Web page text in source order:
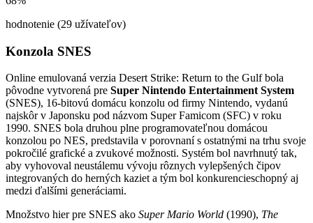
hodnotenie (29 užívateľov)
Konzola SNES
Online emulovaná verzia Desert Strike: Return to the Gulfbola
pôvodne vytvorená pre Super Nintendo Entertainment System
(SNES), 16-bitovú domácu konzolu od firmy Nintendo, vydanú
najskôr v Japonsku pod názvom Super Famicom (SFC) v roku
1990. SNES bola druhou plne programovateľnou domácou
konzolou po NES, predstavila v porovnaní s ostatnými na trhu svoje
pokročilé grafické a zvukové možnosti. Systém bol navrhnutý tak,
aby vyhovoval neustálemu vývoju rôznych vylepšených čipov
integrovaných do herných kaziet a tým bol konkurencieschopný aj
medzi ďalšími generáciami.
Množstvo hier pre SNES ako Super Mario World (1990), The